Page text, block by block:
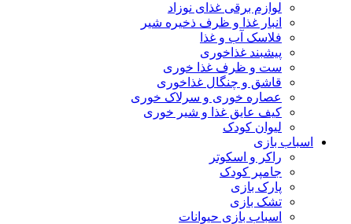
لوازم برقی غذای نوزاد
انبار غذا و ظرف ذخیره شیر
فلاسک آب و غذا
پیشبند غذاخوری
ست و ظرف غذا خوری
قاشق و چنگال غذاخوری
عصاره خوری و سرلاک خوری
کیف عایق غذا و شیر خوری
لیوان کودک
اسباب بازی
راکر و اسکوتر
جامپر کودک
پارک بازی
تشک بازی
اسباب بازی حیوانات